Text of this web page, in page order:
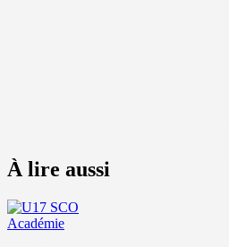
À lire aussi
Académie